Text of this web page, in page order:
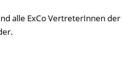
alle ExCo VertreterInnen der